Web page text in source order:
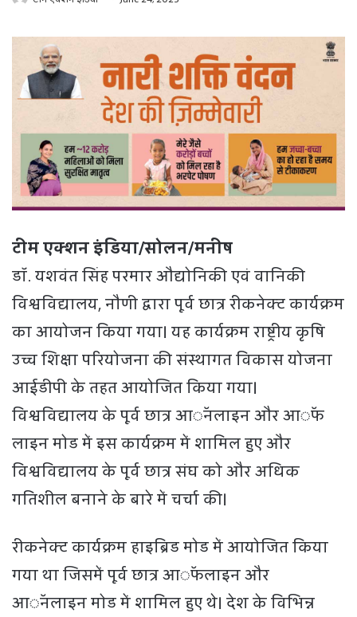
टीम एक्शन इंडिया/सोलन/मनीष
डॉ. यशवंत सिंह परमार औद्योनिकी एवं वानिकी
विश्वविद्यालय, नौणी द्वारा पूर्व छात्र रीकनेक्ट कार्यक्रम
का आयोजन किया गया। यह कार्यक्रम राष्ट्रीय कृषि
उच्च शिक्षा परियोजना की संस्थागत विकास योजना
आईडीपी के तहत आयोजित किया गया।
विश्वविद्यालय के पूर्व छात्र आॅनलाइन और आॅफ
लाइन मोड में इस कार्यक्रम में शामिल हुए और
विश्वविद्यालय के पूर्व छात्र संघ को और अधिक
गतिशील बनाने के बारे में चर्चा की।
रीकनेक्ट कार्यक्रम हाइब्रिड मोड में आयोजित किया
गया था जिसमें पूर्व छात्र आॅफलाइन और
आॅनलाइन मोड में शामिल हुए थे। देश के विभिन्न